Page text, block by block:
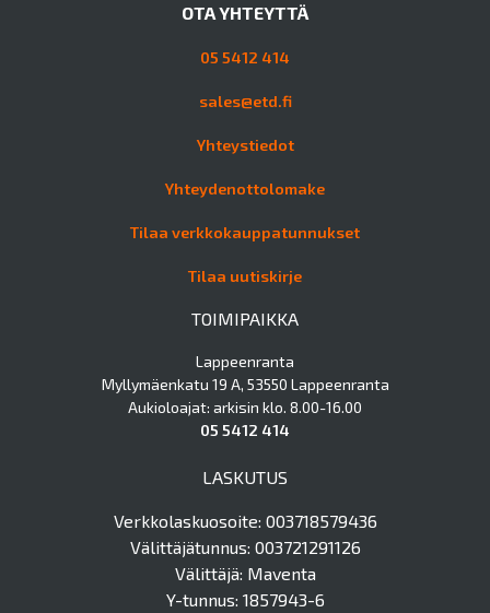
OTA YHTEYTTÄ
05 5412 414
sales@etd.fi
Yhteystiedot
Yhteydenottolomake
Tilaa verkkokauppatunnukset
Tilaa uutiskirje
TOIMIPAIKKA
Lappeenranta
Myllymäenkatu 19 A, 53550 Lappeenranta
Aukioloajat: arkisin klo. 8.00-16.00
05 5412 414
LASKUTUS
Verkkolaskuosoite: 003718579436
Välittäjätunnus: 003721291126
Välittäjä: Maventa
Y-tunnus: 1857943-6